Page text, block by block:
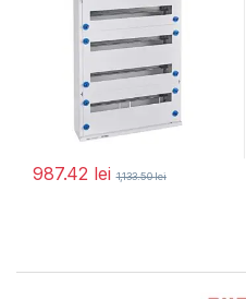
987.42 lei 1,133.50lei